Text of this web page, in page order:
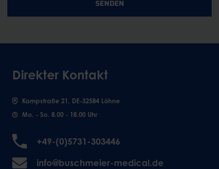
SENDEN
Direkter Kontakt
Kampstraße 21, DE-32584 Löhne
Mo. - So. 8.00 - 18.00 Uhr
+49-(0)5731-303446
info@buschmeier-medical.de